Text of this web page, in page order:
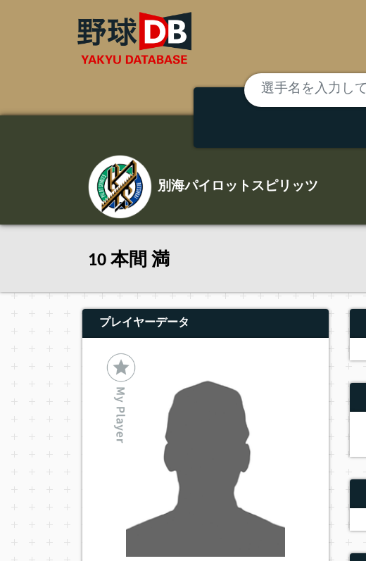
別海パイロットスピリッツ
10 本間 満
プレイヤーデータ